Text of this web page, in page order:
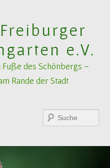
e.V.
des Schönbergs –
Rande der Stadt